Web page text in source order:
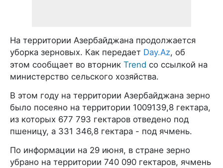
На территории Азербайджана продолжается
уборка зерновых. Как передает Day.Az, об
этом сообщает во вторник Trend со ссылкой на
министерство сельского хозяйства.
В этом году на территории Азербайджана зерно
было посеяно на территории 1009139,8 гектара,
из которых 677 793 гектаров отведено под
пшеницу, а 331 346,8 гектара - под ячмень.
По информации на 29 июня, в стране зерно
убрано на территории 740 090 гектаров, ячмень